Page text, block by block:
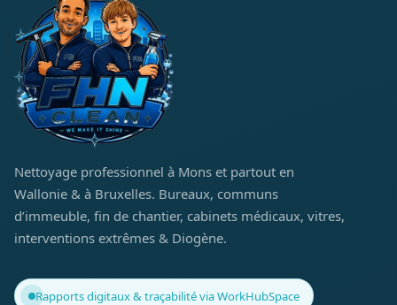
Nettoyage professionnel à Mons et partout en
Wallonie & à Bruxelles. Bureaux, communs
d’immeuble, fin de chantier, cabinets médicaux, vitres,
interventions extrêmes & Diogène.
Rapports digitaux & traçabilité via WorkHubSpace